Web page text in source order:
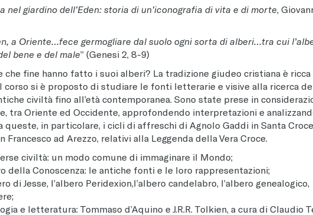
nel giardino dell’Eden: storia di un’iconografia di vita e di morte,
a Oriente…fece germogliare dal suolo ogni sorta di alberi…tra cui
bene e del male” (Genesi 2, 8-9)
che fine hanno fatto i suoi alberi? La tradizione giudeo cristiana è ricca
si è proposto di studiare le fonti letterarie e visive alla ricerca
civiltà fino all’età contemporanea. Sono state prese in
tra Oriente ed Occidente, approfondendo interpretazioni e
in particolare, i cicli di affreschi di Agnolo Gaddi in Santa
Francesco ad Arezzo, relativi alla Leggenda della Vera Croce.
civiltà: un modo comune di immaginare il Mondo;
della Conoscenza: le antiche fonti e le loro rappresentazioni;
di Jesse, l’albero Peridexion,l’albero candelabro, l’albero genealogico,
e letteratura: Tommaso d’Aquino e J.R.R. Tolkien, a cura di Claudio